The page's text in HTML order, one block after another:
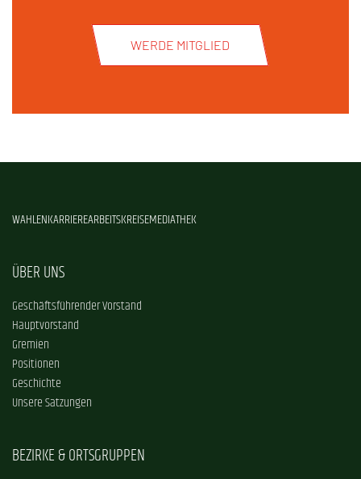
WERDE MITGLIED
WAHLENKARRIEREARBEITSKREISEMEDIATHEK
ÜBER UNS
Geschäftsführender Vorstand
Hauptvorstand
Gremien
Positionen
Geschichte
Unsere Satzungen
BEZIRKE & ORTSGRUPPEN